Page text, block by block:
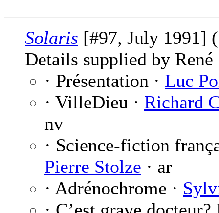
Solaris [#97, July 1991]
Details supplied by
· Présentation · Luc
· VilleDieu · Richard
nv
· Science-fiction
Pierre Stolze · ar
· Adrénochrome ·